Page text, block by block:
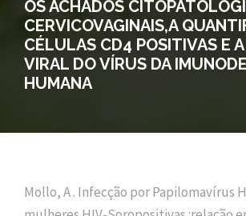
OS ACHADOS
CERVICOVAGINAIS,A
CÉLULAS CD4 POSITIVAS E
VIRAL DO VÍRUS DA
HUMANA
Mollo, A . Infecção por Papilomavírus